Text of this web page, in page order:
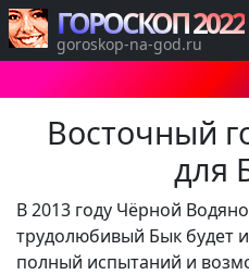
Восточный
для
В 2013 году Чёрной
трудолюбивый Бык будет
полный испытаний и
ГОРОСКОП 2022
goroskop-na-god.ru